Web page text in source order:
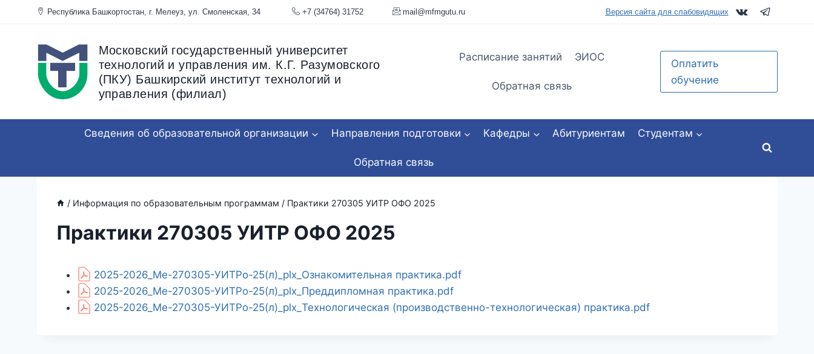
Перейти
Республика Башкортостан, г. Мелеуз, ул. Смоленская, 34 +7 (34764) 31752 mail@mfmgutu.ru Версия сайта для слабовидящих
Московский государственный университет
технологий и управления им. К.Г. Разумовского
(ПКУ) Башкирский институт технологий и
управления (филиал)
Расписание занятий ЭИОС
Обратная связь
Оплатить
обучение
Сведения об образовательной организации Направления подготовки Кафедры Абитуриентам Студентам
Обратная связь
/ Информация по образовательным программам / Практики 270305 УИТР ОФО 2025
Практики 270305 УИТР ОФО 2025
2025-2026_Ме-270305-УИТРо-25(л)_plx_Ознакомительная практика.pdf
2025-2026_Ме-270305-УИТРо-25(л)_plx_Преддипломная практика.pdf
2025-2026_Ме-270305-УИТРо-25(л)_plx_Технологическая (производственно-технологическая) практика.pdf